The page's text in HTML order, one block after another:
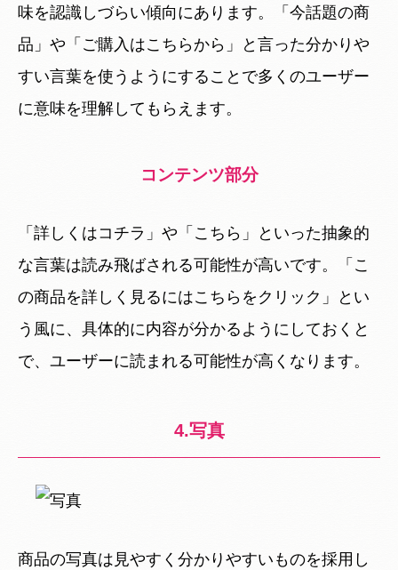
味を認識しづらい傾向にあります。「今話題の商
品」や「ご購入はこちらから」と言った分かりや
すい言葉を使うようにすることで多くのユーザー
に意味を理解してもらえます。
コンテンツ部分
「詳しくはコチラ」や「こちら」といった抽象的
な言葉は読み飛ばされる可能性が高いです。「こ
の商品を詳しく見るにはこちらをクリック」とい
う風に、具体的に内容が分かるようにしておくと
で、ユーザーに読まれる可能性が高くなります。
4.写真
商品の写真は見やすく分かりやすいものを採用し